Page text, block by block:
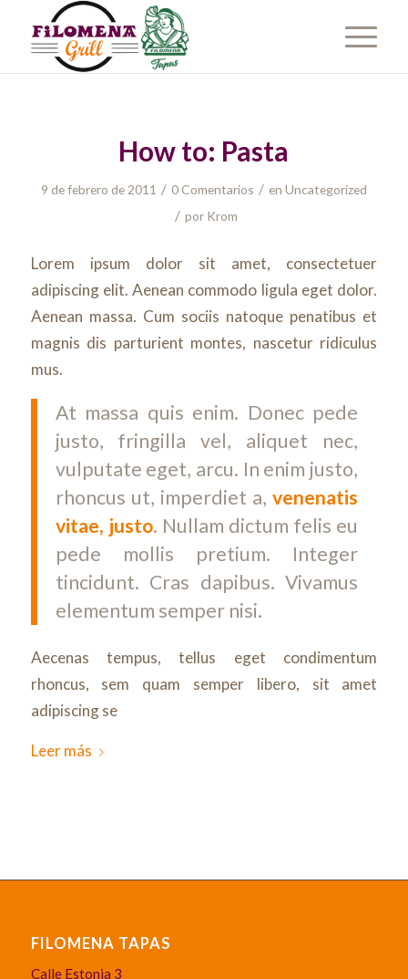
How to: Pasta
9 de febrero de 2011 / 0 Comentarios / en Uncategorized
/ por Krom
Lorem ipsum dolor sit amet, consectetuer
adipiscing elit. Aenean commodo ligula eget dolor.
Aenean massa. Cum sociis natoque penatibus et
magnis dis parturient montes, nascetur ridiculus
mus.
At massa quis enim. Donec pede
justo, fringilla vel, aliquet nec,
vulputate eget, arcu. In enim justo,
rhoncus ut, imperdiet a,venenatis
vitae, justo. Nullam dictum felis eu
pede mollis pretium. Integer
tincidunt. Cras dapibus. Vivamus
elementum semper nisi.
Aecenas tempus, tellus eget condimentum
rhoncus, sem quam semper libero, sit amet
adipiscing se
Leer más
FILOMENA TAPAS
Calle Estonia 3